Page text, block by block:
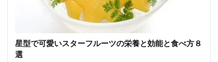
星型で可愛いスターフルーツの栄養と効能と食べ方８
選